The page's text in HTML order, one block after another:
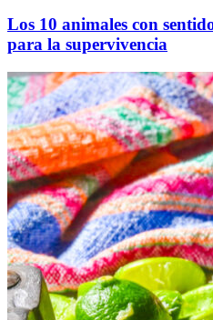
Los 10 animales con
para la supervivencia